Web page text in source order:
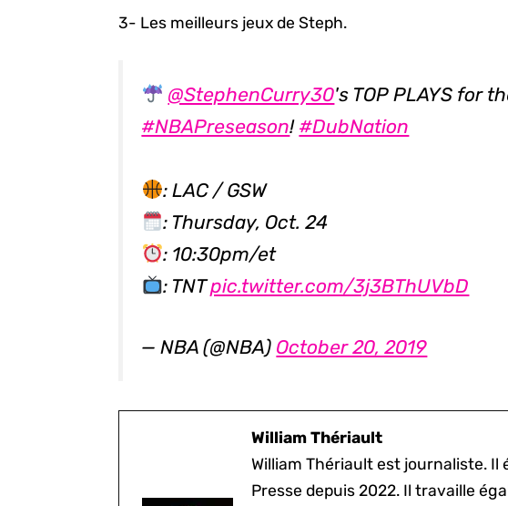
3- Les meilleurs jeux de Steph.
@StephenCurry30's TOP PLAYS for
#NBAPreseason! #DubNation
: LAC / GSW
: Thursday, Oct. 24
: 10:30pm/et
: TNTpic.twitter.com/3j3BThUVbD
— NBA (@NBA) October 20, 2019
William Thériault
William Thériault est journaliste. Il
Presse depuis 2022. Il travaille